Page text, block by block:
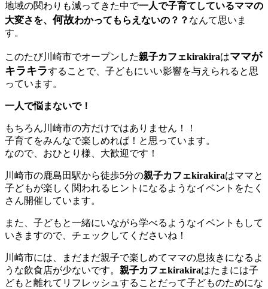
地域の関わりも減ってきた中で一人で子育てしているママの
大変さを、 何故わかってもらえないの？？ なんて思いま
す。
このたび川崎市でオープンした親子カフェkirakiraはママが
キラキラすることで、子どもにいい影響を与えられると思
っています。
一人で悩まないで！
もちろん川崎市の方だけではありません！！
子育てをみんなで楽しめれば！と思っています。
なので、おひとり様、大歓迎です！
川崎市の鹿島田駅から徒歩5分の親子カフェkirakiraはママと
子どもが楽しく関われるヒントになるようなイベントをたく
さん開催しています。
また、子どもと一緒にいながら学べるようなイベントもして
いきますので、チェックしてくださいね！
川崎市には、まだまだ親子で楽しめてママの息抜きになるよ
うな飲食店が少ないです。 親子カフェkirakiraはたまには子
どもと離れてリフレッシュすることだって子どものためにな